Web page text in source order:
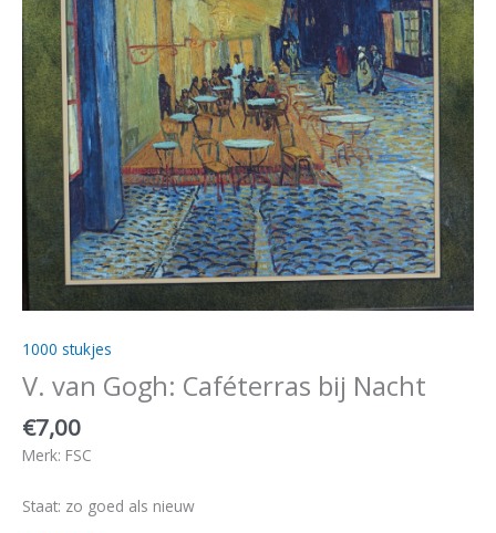
1000 stukjes
V. van Gogh: Caféterras bij Nacht
€7,00
Merk: FSC
Staat: zo goed als nieuw